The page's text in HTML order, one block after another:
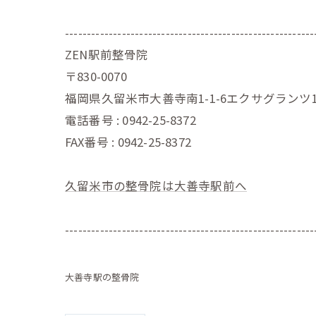
ZEN駅前整骨院
〒830-0070
福岡県久留米市大善寺南1-1-6エクサグランツ
電話番号 : 0942-25-8372
FAX番号 : 0942-25-8372
久留米市の整骨院は大善寺駅前へ
大善寺駅の整骨院